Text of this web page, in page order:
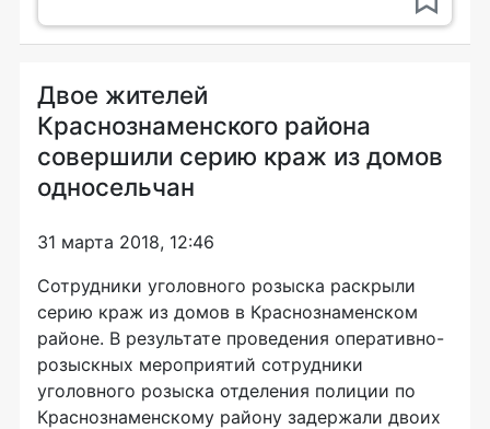
Двое жителей
Краснознаменского района
совершили серию краж из домов
односельчан
31 марта 2018, 12:46
Сотрудники уголовного розыска раскрыли
серию краж из домов в Краснознаменском
районе. В результате проведения оперативно-
розыскных мероприятий сотрудники
уголовного розыска отделения полиции по
Краснознаменскому району задержали двоих